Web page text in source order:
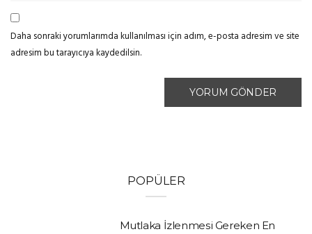
Daha sonraki yorumlarımda kullanılması için adım, e-posta adresim ve site
adresim bu tarayıcıya kaydedilsin.
POPÜLER
Mutlaka İzlenmesi Gereken En